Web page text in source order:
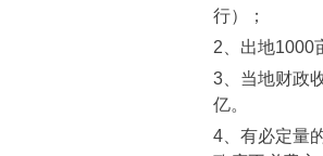
行）；
2、出地1000
3、当地财政
亿。
4、有必定量